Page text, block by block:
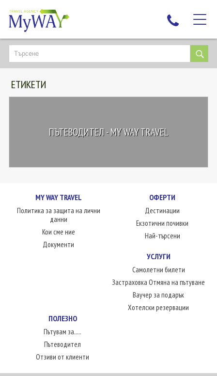
НАЙ-ТЪРСЕНИ
ДЕСТИНАЦИИ
ЕКЗОТИЧНИ ПОЧИВКИ
ЛЮБОПИТНО
КОНТАКТИ
ЕТИКЕТИ
ПЪТЕВОДИТЕЛ - MY WAY TRAVEL
MY WAY TRAVEL
Политика за защита на лични
данни
Кои сме ние
Документи
ОФЕРТИ
Дестинации
Екзотични почивки
Най-търсени
УСЛУГИ
Самолетни билети
Застраховка Отмяна на пътуване
Ваучер за подарък
Хотелски резервации
ПОЛЕЗНО
Пътувам за.....
Пътеводител
Отзиви от клиенти